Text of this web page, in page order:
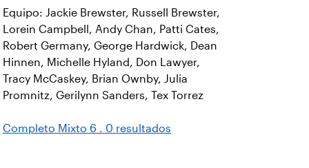
Equipo: Jackie Brewster, Russell Brewster,
Lorein Campbell, Andy Chan, Patti Cates,
Robert Germany, George Hardwick, Dean
Hinnen, Michelle Hyland, Don Lawyer,
Tracy McCaskey, Brian Ownby, Julia
Promnitz, Gerilynn Sanders, Tex Torrez
Completo Mixto 6 . 0 resultados